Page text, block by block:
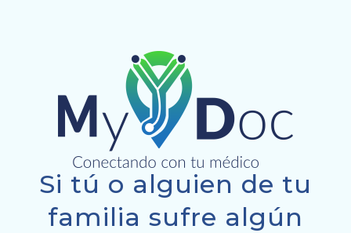
Si tú o alguien de tu
familia sufre algún